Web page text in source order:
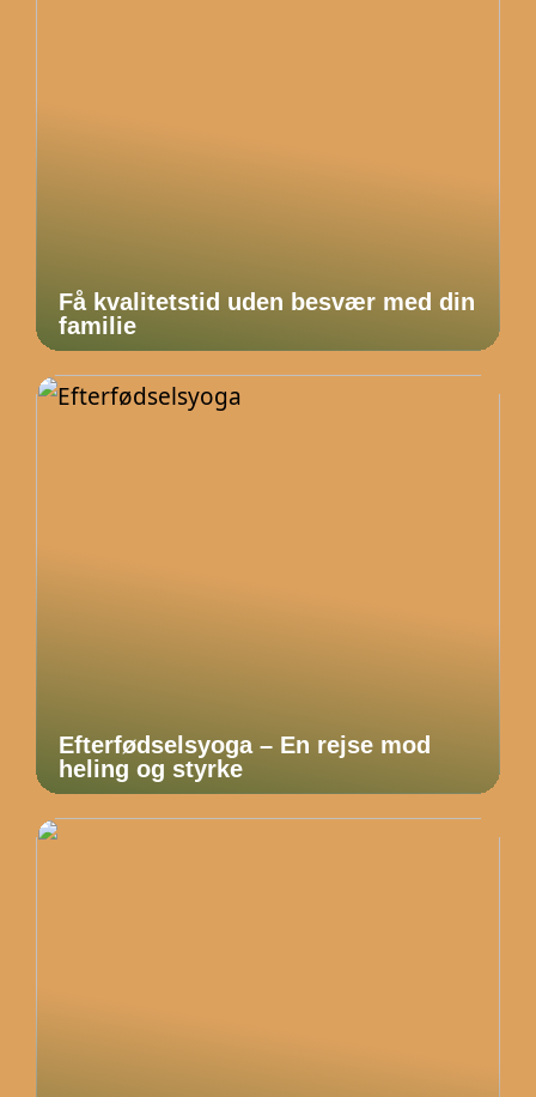
Få kvalitetstid uden besvær med din
familie
Efterfødselsyoga – En rejse mod
heling og styrke